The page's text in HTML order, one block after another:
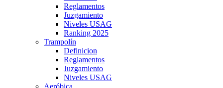
Reglamentos
Juzgamiento
Niveles USAG
Ranking 2025
Trampolín
Definicion
Reglamentos
Juzgamiento
Niveles USAG
Aeróbica